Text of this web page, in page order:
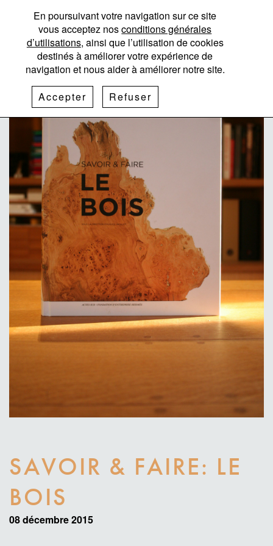
En poursuivant votre navigation sur ce site
vous acceptez nosconditions générales
d’utilisations, ainsi que l’utilisation de cookies
destinés à améliorer votre expérience de
navigation et nous aider à améliorer notre site.
Accepter
Refuser
Bannière
SAVOIR & FAIRE: LE
BOIS
Date
08 décembre 2015